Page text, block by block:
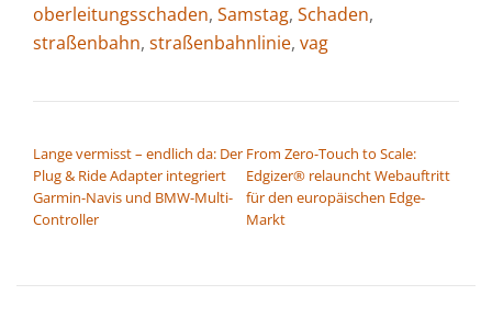
oberleitungsschaden, Samstag, Schaden,
straßenbahn, straßenbahnlinie, vag
Lange vermisst – endlich da: Der
Plug & Ride Adapter integriert
Garmin-Navis und BMW-Multi-
Controller
From Zero-Touch to Scale:
Edgizer® relauncht Webauftritt
für den europäischen Edge-
Markt